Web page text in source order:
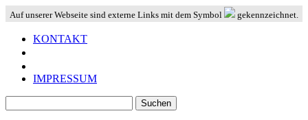
Auf unserer Webseite sind externe Links mit dem Symbol gekennzeichnet.
KONTAKT
IMPRESSUM
nach: